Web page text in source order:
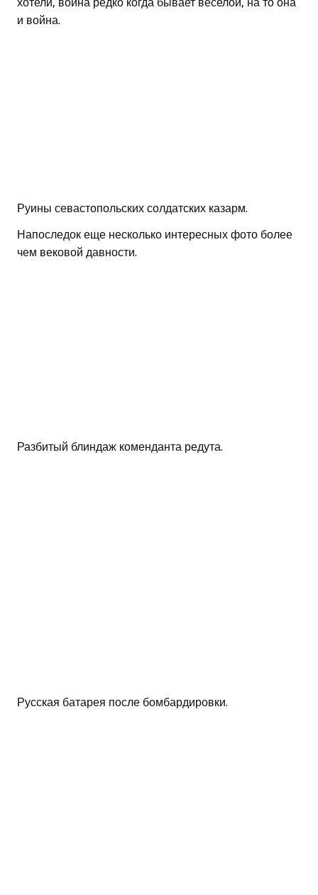
и война.
Руины севастопольских солдатских казарм.
Напоследок еще несколько интересных фото более
чем вековой давности.
Разбитый блиндаж коменданта редута.
Русская батарея после бомбардировки.